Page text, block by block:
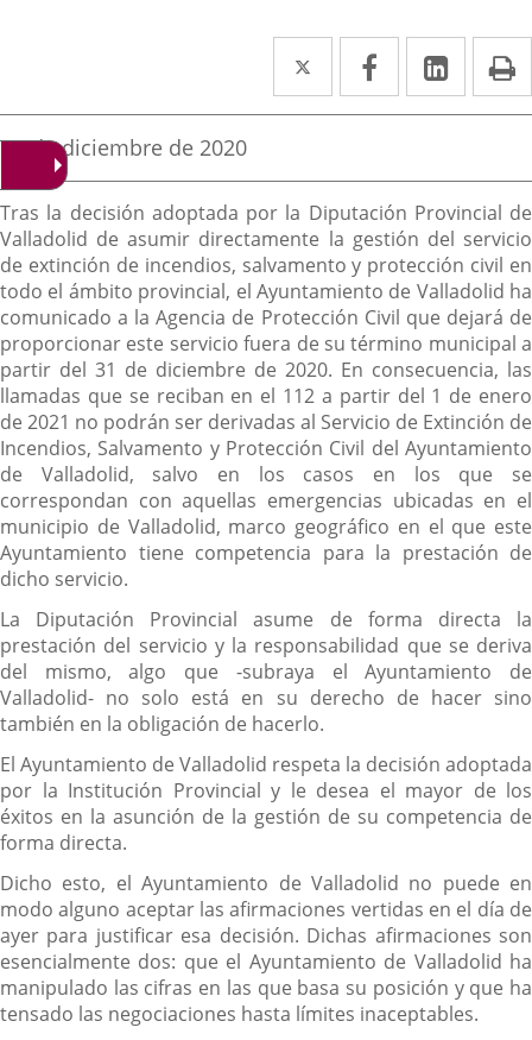
Twitter
Enlace
a
aplicación
externa.
Facebook
Enlace
a
aplicación
externa.
Enlace
a
Fecha
la
noticia
15 de diciembre de 2020
Descripción
Tras la decisión adoptada por la Diputación Provincial de
Valladolid de asumir directamente la gestión del servicio
de extinción de incendios, salvamento y protección civil en
todo el ámbito provincial, el Ayuntamiento de Valladolid ha
comunicado a la Agencia de Protección Civil que dejará de
proporcionar este servicio fuera de su término municipal a
partir del 31 de diciembre de 2020. En consecuencia, las
llamadas que se reciban en el 112 a partir del 1 de enero
de 2021 no podrán ser derivadas al Servicio de Extinción de
Incendios, Salvamento y Protección Civil del Ayuntamiento
de Valladolid, salvo en los casos en los que se
correspondan con aquellas emergencias ubicadas en el
municipio de Valladolid, marco geográfico en el que este
Ayuntamiento tiene competencia para la prestación de
dicho servicio.
La Diputación Provincial asume de forma directa la
prestación del servicio y la responsabilidad que se deriva
del mismo, algo que -subraya el Ayuntamiento de
Valladolid- no solo está en su derecho de hacer sino
también en la obligación de hacerlo.
El Ayuntamiento de Valladolid respeta la decisión adoptada
por la Institución Provincial y le desea el mayor de los
éxitos en la asunción de la gestión de su competencia de
forma directa.
Dicho esto, el Ayuntamiento de Valladolid no puede en
modo alguno aceptar las afirmaciones vertidas en el día de
ayer para justificar esa decisión. Dichas afirmaciones son
esencialmente dos: que el Ayuntamiento de Valladolid ha
manipulado las cifras en las que basa su posición y que ha
tensado las negociaciones hasta límites inaceptables.